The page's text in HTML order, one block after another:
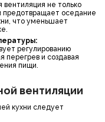
вентиляция не только
предотвращает оседание
что уменьшает
:
регулированию
перегрев и создавая
пищи.
вентиляции
кухни следует